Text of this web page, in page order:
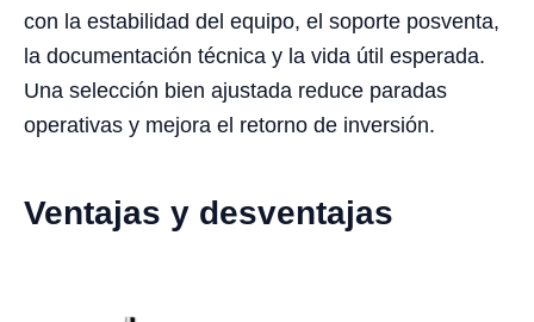
con la estabilidad del equipo, el soporte posventa,
la documentación técnica y la vida útil esperada.
Una selección bien ajustada reduce paradas
operativas y mejora el retorno de inversión.
Ventajas y desventajas